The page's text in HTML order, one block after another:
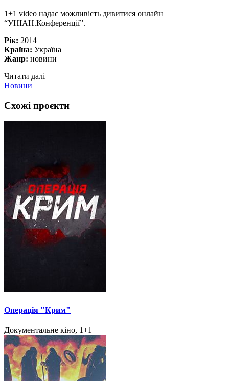
1+1 video надає можливість дивитися онлайн
“УНІАН.Конференції”.
Рік: 2014
Країна: Україна
Жанр: новини
Читати далі
Новини
Схожі проєкти
Операція "Крим"
Документальне кіно, 1+1